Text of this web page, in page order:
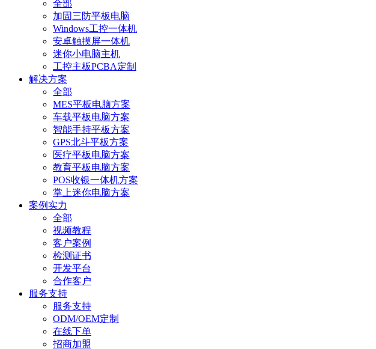
全部
加固三防平板电脑
Windows工控一体机
安卓触摸屏一体机
迷你小电脑主机
工控主板PCBA定制
解决方案
全部
MES平板电脑方案
车载平板电脑方案
智能手持平板方案
GPS北斗平板方案
医疗平板电脑方案
教育平板电脑方案
POS收银一体机方案
掌上迷你电脑方案
案例实力
全部
视频教程
客户案例
检测证书
开发平台
合作客户
服务支持
服务支持
ODM/OEM定制
在线下单
招商加盟